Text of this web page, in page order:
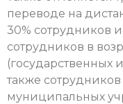
переводе на
30% сотрудников
сотрудников в
(государственных
также
муниципальных